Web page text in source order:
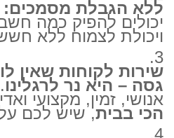
ללא הגבלת
יכולים להפיק כמה
ויכולת לצמוח ללא
שירות לקוחות שאין
גסה – היא נר לרגלינו
אנושי, זמין, מקצועי
הכי בבית, שיש לכם